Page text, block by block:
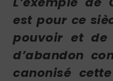
est pour ce
pouvoir et de
d’abandon
canonisé